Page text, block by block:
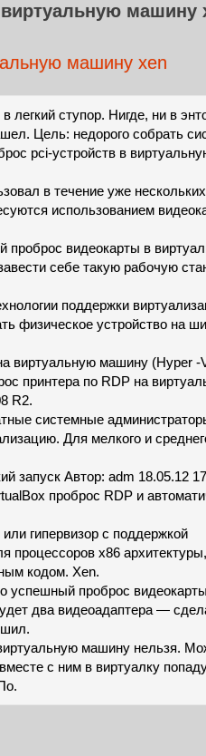
машину
машину xen
легкий ступор. Нигде, ни в
Цель: недорого собрать
pci-устройств в
в течение уже
использованием
видеокарты в
себе такую рабочую
поддержки
физическое устройство на
виртуальную машину (Hyper -
принтера по RDP на
R2.
системные
Для мелкого и
запуск Автор: adm 18.05.12
проброс RDP и
гипервизор с поддержкой
процессоров x86 архитектуры,
кодом. Xen.
успешный проброс
два видеоадаптера —
машину нельзя.
с ним в виртуалку